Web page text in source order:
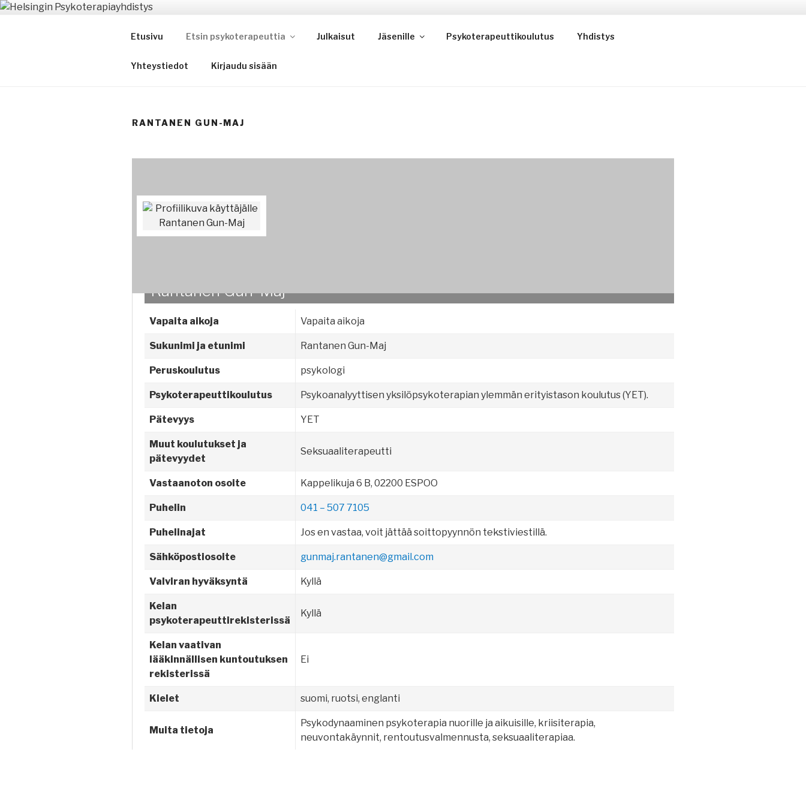
Siirry
HELSINGIN PSYKOTERAPIAYHDISTYS
Etusivu Etsin psykoterapeuttia Julkaisut Jäsenille Psykoterapeuttikoulutus Yhdistys
Yhteystiedot Kirjaudu sisään
RANTANEN GUN-MAJ
Rantanen Gun-Maj
Vapaita aikoja Vapaita aikoja
Sukunimi ja etunimi Rantanen Gun-Maj
Peruskoulutus psykologi
Psykoterapeuttikoulutus Psykoanalyyttisen yksilöpsykoterapian ylemmän erityistason koulutus (YET).
Pätevyys YET
Muut koulutukset ja
pätevyydet
Seksuaaliterapeutti
Vastaanoton osoite Kappelikuja 6 B, 02200 ESPOO
Puhelin 041 – 507 7105
Puhelinajat Jos en vastaa, voit jättää soittopyynnön tekstiviestillä.
Sähköpostiosoite gunmaj.rantanen@gmail.com
Valviran hyväksyntä Kyllä
Kelan
psykoterapeuttirekisterissä
Kyllä
Kelan vaativan
lääkinnällisen kuntoutuksen
rekisterissä
Ei
Kielet suomi, ruotsi, englanti
Muita tietoja
Psykodynaaminen psykoterapia nuorille ja aikuisille, kriisiterapia,
neuvontakäynnit, rentoutusvalmennusta, seksuaaliterapiaa.